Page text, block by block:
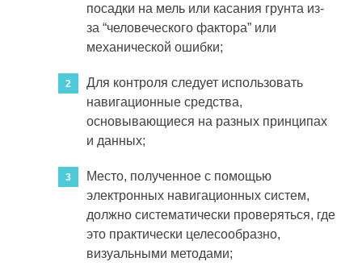
посадки на мель или касания грунта из-
за “человеческого фактора” или
механической ошибки;
Для контроля следует использовать
навигационные средства,
основывающиеся на разных принципах
и данных;
Место, полученное с помощью
электронных навигационных систем,
должно систематически проверяться, где
это практически целесообразно,
визуальными методами;